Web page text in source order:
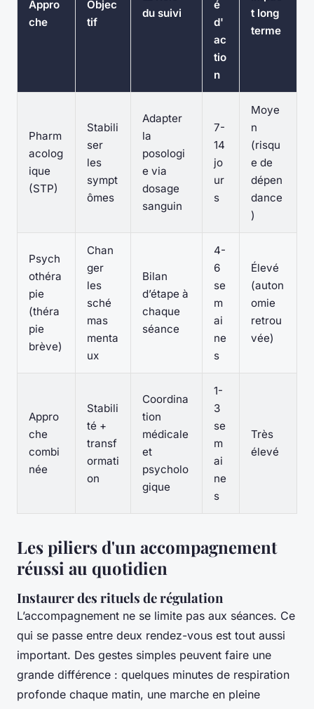
Appro
che
Objec
tif
du suivi
é
d'
ac
tio
n
t long
terme
Pharm
acolog
ique
(STP)
Stabili
ser
les
sympt
ômes
Adapter
la
posologi
e via
dosage
sanguin
7-
14
jo
ur
s
Moye
n
(risqu
e de
dépen
dance
)
Psych
othéra
pie
(théra
pie
brève)
Chan
ger
les
sché
mas
menta
ux
Bilan
d’étape à
chaque
séance
4-
6
se
m
ai
ne
s
Élevé
(auton
omie
retrou
vée)
Appro
che
combi
née
Stabili
té +
transf
ormati
on
Coordina
tion
médicale
et
psycholo
gique
1-
3
se
m
ai
ne
s
Très
élevé
Les piliers d'un accompagnement
réussi au quotidien
Instaurer des rituels de régulation
L’accompagnement ne se limite pas aux séances. Ce
qui se passe entre deux rendez-vous est tout aussi
important. Des gestes simples peuvent faire une
grande différence : quelques minutes de respiration
profonde chaque matin, une marche en pleine